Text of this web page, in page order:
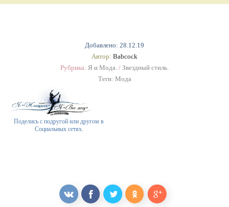
Добавлено: 28.12.19
Автор: Babcock
Рубрика: Я и Мода. / Звездный стиль.
Теги: Мода
Поделись с подругой или другом в
Социальных сетях.